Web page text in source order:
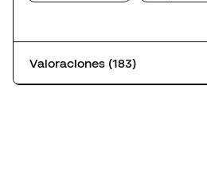
Valoraciones (183)